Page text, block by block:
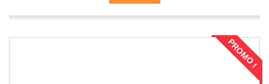
PROMO !